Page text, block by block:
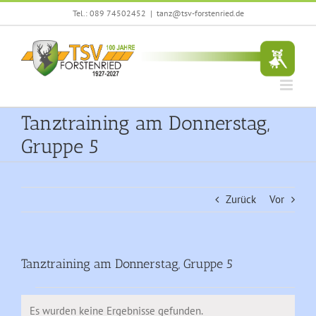
Zum
Inhalt
springen
Tel.: 089 74502452 | tanz@tsv-forstenried.de
Tanztraining am Donnerstag,
Gruppe 5
Zurück Vor
Tanztraining am Donnerstag, Gruppe 5
Veranstaltungen
Es wurden keine Ergebnisse gefunden.